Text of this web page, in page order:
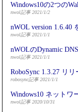
Windows10の2つの
nwol記事 2021/1/2
nWOL version 1.6.40
nwol記事 2021/1/1
nWOLのDynamic
nwol記事 2021/1/1
RoboSync 1.3.27 リ
robosync記事 2021/1/1
Windows10 ネットワ
nwol記事 2020/10/31